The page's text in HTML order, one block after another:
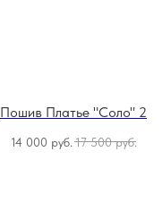
Пошив Платье "Соло" 2
14 000 руб.17 500 руб.